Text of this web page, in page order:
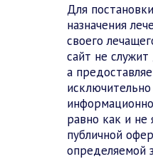
Для
назначения
своего
сайт не
а
исключительно
равно как и не
публичной
определяемой